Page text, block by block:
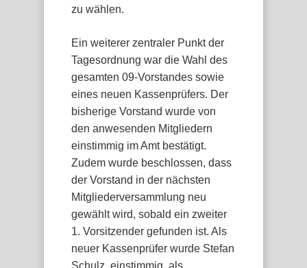
zu wählen.
Ein weiterer zentraler Punkt der
Tagesordnung war die Wahl des
gesamten 09-Vorstandes sowie
eines neuen Kassenprüfers. Der
bisherige Vorstand wurde von
den anwesenden Mitgliedern
einstimmig im Amt bestätigt.
Zudem wurde beschlossen, dass
der Vorstand in der nächsten
Mitgliederversammlung neu
gewählt wird, sobald ein zweiter
1. Vorsitzender gefunden ist. Als
neuer Kassenprüfer wurde Stefan
Schulz, einstimmig, als